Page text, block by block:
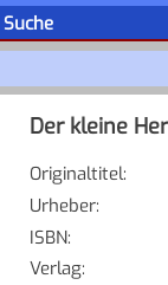
Suche
Der kleine
Originaltitel:
Urheber:
ISBN:
Verlag: